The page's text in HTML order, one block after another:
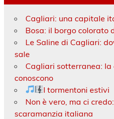
Cagliari: una capitale
Bosa: il borgo colorato
Le Saline di Cagliari:
sale
Cagliari sotterranea:
conoscono
I tormentoni estivi
Non è vero, ma ci
scaramanzia italiana